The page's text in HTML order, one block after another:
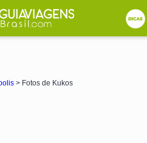
> Fotos de Kukos